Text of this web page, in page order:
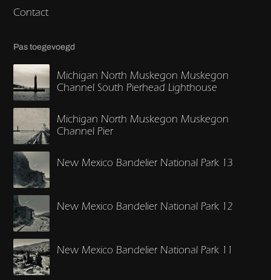
Contact
Pas toegevoegd
Michigan North Muskegon Muskegon
Channel South Pierhead Lighthouse
Michigan North Muskegon Muskegon
Channel Pier
New Mexico Bandelier National Park 13
New Mexico Bandelier National Park 12
New Mexico Bandelier National Park 11